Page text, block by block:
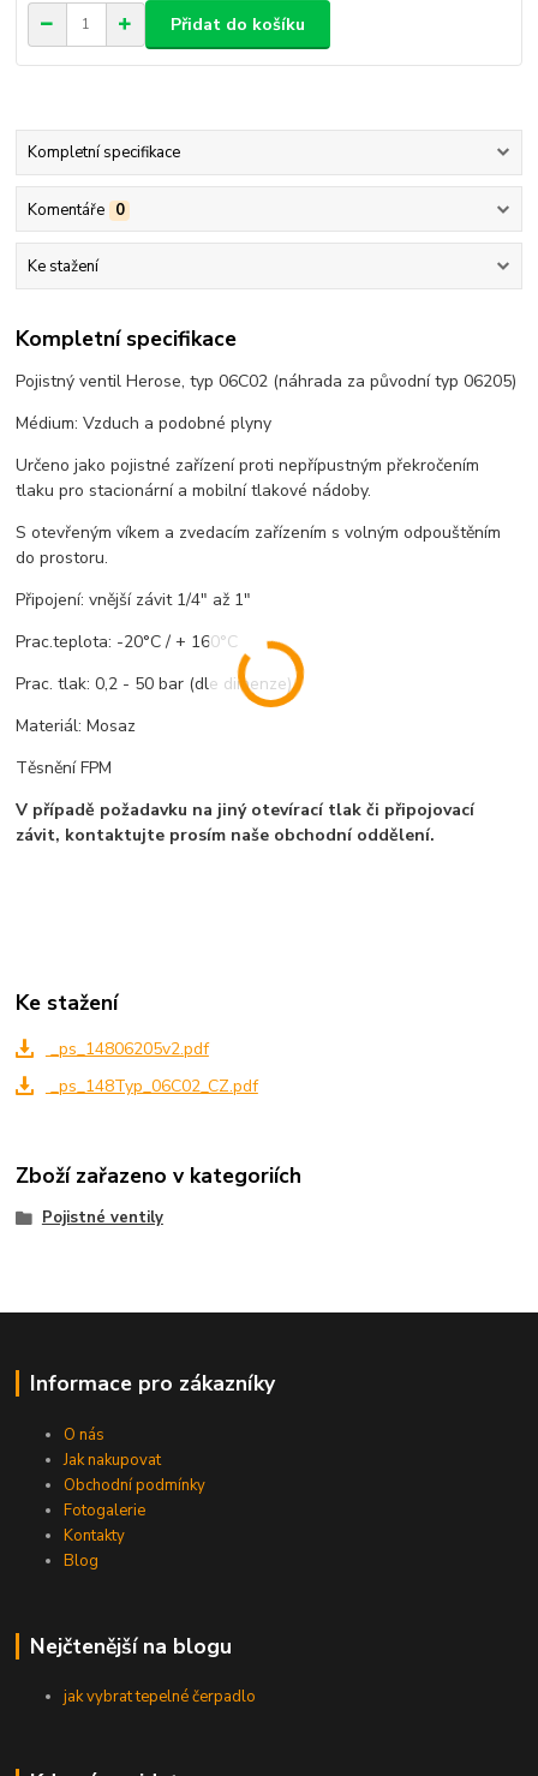
Přidat do košíku
Kompletní specifikace
Komentáře 0
Ke stažení
Kompletní specifikace
Pojistný ventil Herose, typ 06C02 (náhrada za původní typ 06205)
Médium: Vzduch a podobné plyny
Určeno jako pojistné zařízení proti nepřípustným překročením
tlaku pro stacionární a mobilní tlakové nádoby.
S otevřeným víkem a zvedacím zařízením s volným odpouštěním
do prostoru.
Připojení: vnější závit 1/4" až 1"
Prac.teplota: -20°C / + 160°C
Prac. tlak: 0,2 - 50 bar (dle dimenze)
Materiál: Mosaz
Těsnění FPM
V případě požadavku na jiný otevírací tlak či připojovací
závit, kontaktujte prosím naše obchodní oddělení.
Ke stažení
_ps_14806205v2.pdf
_ps_148Typ_06C02_CZ.pdf
Zboží zařazeno v kategoriích
Pojistné ventily
Informace pro zákazníky
O nás
Jak nakupovat
Obchodní podmínky
Fotogalerie
Kontakty
Blog
Nejčtenější na blogu
jak vybrat tepelné čerpadlo